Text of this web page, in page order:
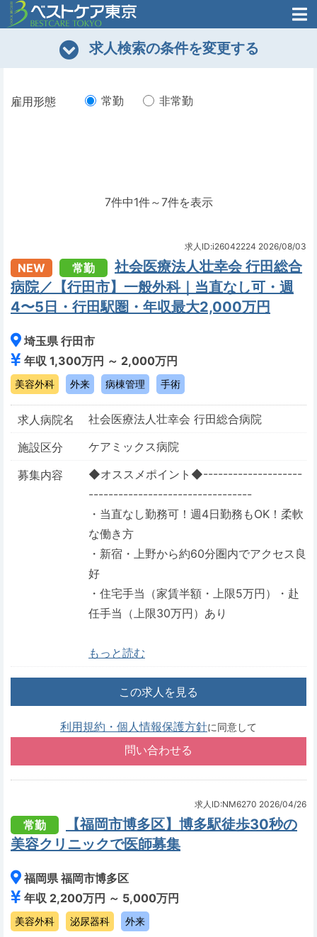
医師がはじめた
医師のための
転職支援のお問い合わせ 無料
求人検索の条件を変更する
雇用形態 常勤 非常勤
7件中1件～7件を表示
求人ID:i26042224 2026/08/03
NEW 常勤
社会医療法人壮幸会 行田総合
病院／【行田市】一般外科｜当直なし可・週
4〜5日・行田駅圏・年収最大2,000万円
埼玉県 行田市
年収 1,300万円 ～ 2,000万円
美容外科 外来 病棟管理 手術
求人病院名
社会医療法人壮幸会 行田総合病院
施設区分
ケアミックス病院
募集内容
◆オススメポイント◆--------------------
---------------------------------
・当直なし勤務可！週4日勤務もOK！柔軟
な働き方
・新宿・上野から約60分圏内でアクセス良
好
・住宅手当（家賃半額・上限5万円）・赴
任手当（上限30万円）あり
もっと読む
この求人を見る
利用規約・個人情報保護方針に同意して
求人ID:NM6270 2026/04/26
常勤
【福岡市博多区】博多駅徒歩30秒の
美容クリニックで医師募集
福岡県 福岡市博多区
年収 2,200万円 ～ 5,000万円
美容外科 泌尿器科 外来